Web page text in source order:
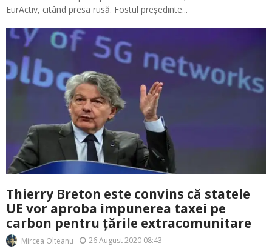
EurActiv, citând presa rusă. Fostul președinte...
Thierry Breton este convins că statele
UE vor aproba impunerea taxei pe
carbon pentru țările extracomunitare
Mircea Olteanu 26 August 2020 08:43